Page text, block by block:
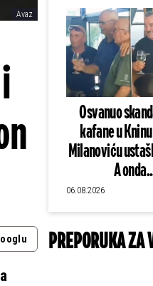
Avaz
Osvanuo
kafane u
Milanoviću
A
06.08.2026
PREPORUKA ZA